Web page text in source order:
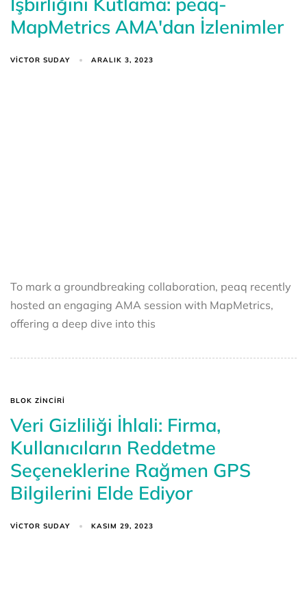
MapMetrics AMA'dan İzlenimler
VICTOR SUDAY ARALIK 3, 2023
To mark a groundbreaking collaboration, peaq recently
hosted an engaging AMA session with MapMetrics,
offering a deep dive into this
BLOK ZINCIRI
Veri Gizliliği İhlali: Firma,
Kullanıcıların Reddetme
Seçeneklerine Rağmen GPS
Bilgilerini Elde Ediyor
VICTOR SUDAY KASIM 29, 2023